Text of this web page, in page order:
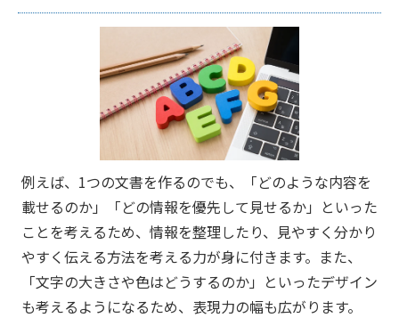
例えば、1つの文書を作るのでも、「どのような内容を
載せるのか」「どの情報を優先して見せるか」といった
ことを考えるため、情報を整理したり、見やすく分かり
やすく伝える方法を考える力が身に付きます。また、
「文字の大きさや色はどうするのか」といったデザイン
も考えるようになるため、表現力の幅も広がります。